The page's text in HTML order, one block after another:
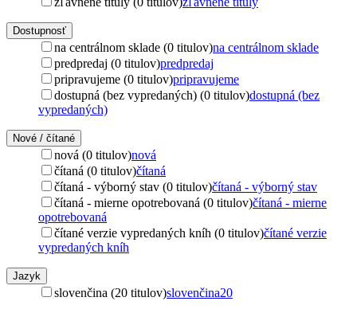
Dostupnosť
na centrálnom sklade (0 titulov)na centrálnom sklade
predpredaj (0 titulov)predpredaj
pripravujeme (0 titulov)pripravujeme
dostupná (bez vypredaných) (0 titulov)dostupná (bez
vypredaných)
Nové / čítané
nová (0 titulov)nová
čítaná (0 titulov)čítaná
čítaná - výborný stav (0 titulov)čítaná - výborný stav
čítaná - mierne opotrebovaná (0 titulov)čítaná - mierne
opotrebovaná
čítané verzie vypredaných kníh (0 titulov)čítané verzie
vypredaných kníh
Jazyk
slovenčina (20 titulov)slovenčina20